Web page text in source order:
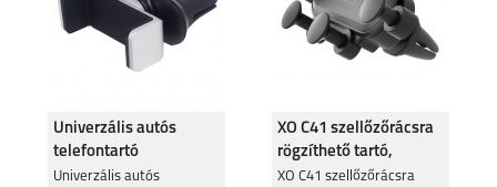
Univerzális autós
telefontartó
szellőzőrácsra
Univerzális autós
XO C41 szellőzőrácsra
rögzíthető tartó,
Fekete
XO C41 szellőzőrácsra